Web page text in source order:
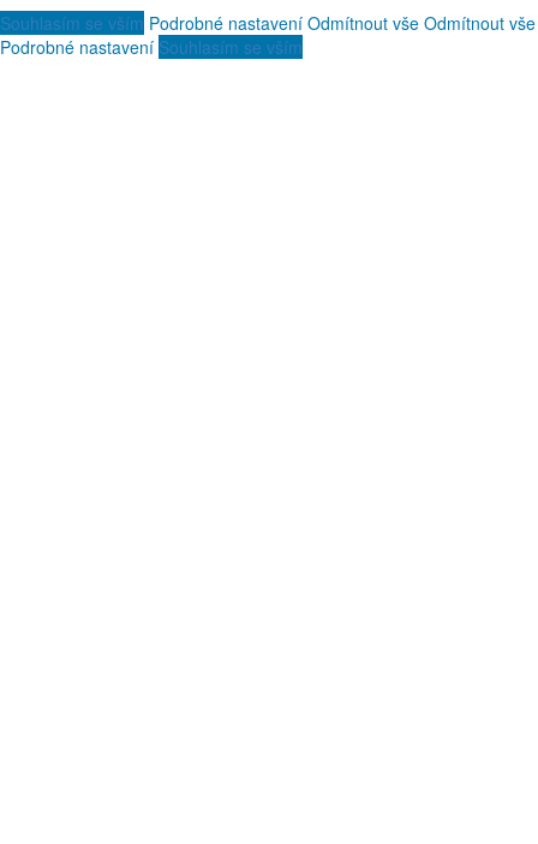
Souhlasím se vším Podrobné nastavení Odmítnout vše Odmítnout vše
Podrobné nastavení Souhlasím se vším